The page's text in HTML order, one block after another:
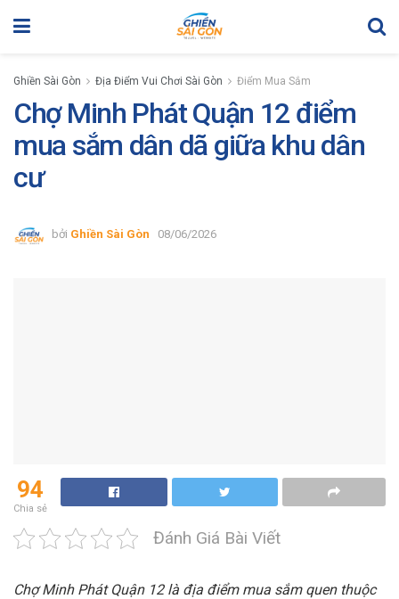
Ghiền Sài Gòn Địa Điểm Vui Chơi Sài Gòn Điểm Mua Sắm
Chợ Minh Phát Quận 12 điểm
mua sắm dân dã giữa khu dân
cư
bởi Ghiền Sài Gòn 08/06/2026
94
Chia sẻ
Đánh Giá Bài Viết
Chợ Minh Phát Quận 12 là địa điểm mua sắm quen thuộc